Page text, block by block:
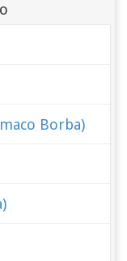
Borba)